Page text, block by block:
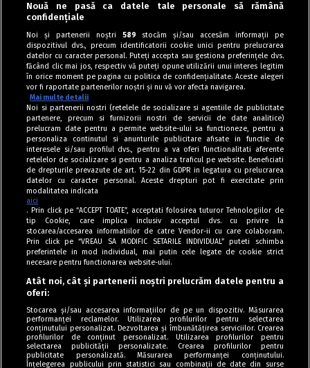
Tag index
Program Antena 1
Politica de cookies
Politica de confidențialitate
Nouă ne pasă ca datele tale personale să rămână
confidențiale
Noi și partenerii noștri 589 stocăm și/sau accesăm informații pe
dispozitivul dvs., precum identificatorii cookie unici pentru prelucrarea
datelor cu caracter personal. Puteți accepta sau gestiona preferințele dvs.
făcând clic mai jos, respectiv vă puteți opune utilizării unui interes legitim
în orice moment pe pagina cu politica de confidențialitate. Aceste alegeri
vor fi raportate partenerilor noștri și nu vă vor afecta navigarea.
Mai multe detalii
Noi si partenerii nostri (retelele de socializare si agentiile de publicitate
partenere, precum si furnizorii nostri de servicii de date analitice)
prelucram date pentru a permite website-ului sa functioneze, pentru a
personaliza continutul si anunturile publicitare afisate in functie de
interesele si/sau profilul dvs., pentru a va oferi functionalitati aferente
retelelor de socializare si pentru a analiza traficul pe website. Beneficiati
de drepturile prevazute de art. 15-22 din GDPR in legatura cu prelucrarea
datelor cu caracter personal. Aceste drepturi pot fi exercitate prin
modalitatea indicata
aici
. Prin click pe “ACCEPT TOATE”, acceptati folosirea tuturor Tehnologiilor de
tip Cookie, care implica inclusiv acceptul dvs. cu privire la
stocarea/accesarea informatiilor de catre Vendor-ii cu care colaboram.
Prin click pe “VREAU SA MODIFIC SETARILE INDIVIDUAL” puteti schimba
preferintele in mod individual, mai putin cele legate de cookie strict
necesare pentru functionarea website-ului.
Atât noi, cât și partenerii noștri prelucrăm datele pentru a
oferi:
Stocarea și/sau accesarea informațiilor de pe un dispozitiv. Măsurarea
performanței reclamelor. Utilizarea profilurilor pentru selectarea
conținutului personalizat. Dezvoltarea și îmbunătățirea serviciilor. Crearea
profilurilor de conținut personalizat. Utilizarea profilurilor pentru
selectarea publicității personalizate. Crearea profilurilor pentru
publicitate personalizată. Măsurarea performanței conținutului.
Înțelegerea publicului prin statistici sau combinații de date din surse